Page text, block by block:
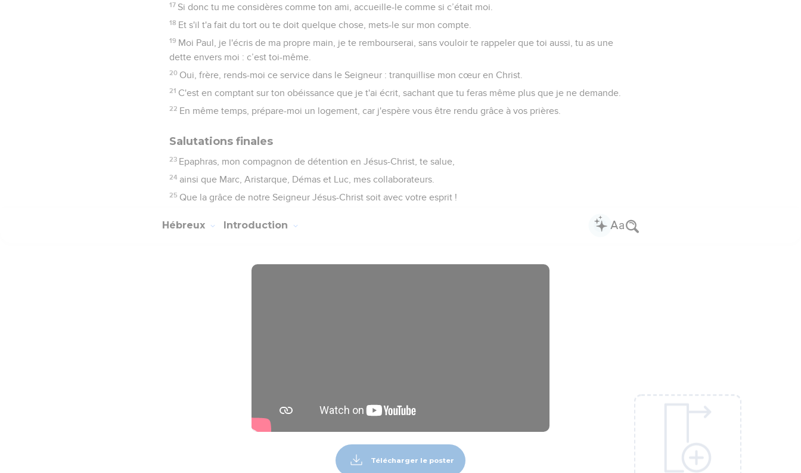
17 Si donc tu me considères comme ton ami, accueille-le comme si c’était moi.
18 Et s'il t'a fait du tort ou te doit quelque chose, mets-le sur mon compte.
19 Moi Paul, je l'écris de ma propre main, je te rembourserai, sans vouloir te rappeler que toi aussi, tu as une
dette envers moi : c’est toi-même.
20 Oui, frère, rends-moi ce service dans le Seigneur : tranquillise mon cœur en Christ.
21 C'est en comptant sur ton obéissance que je t'ai écrit, sachant que tu feras même plus que je ne demande.
22 En même temps, prépare-moi un logement, car j'espère vous être rendu grâce à vos prières.
Salutations finales
23 Epaphras, mon compagnon de détention en Jésus-Christ, te salue,
24 ainsi que Marc, Aristarque, Démas et Luc, mes collaborateurs.
25 Que la grâce de notre Seigneur Jésus-Christ soit avec votre esprit !
Hébreux Introduction
Télécharger le poster